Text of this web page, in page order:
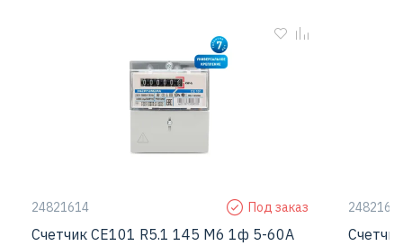
24821614 Под заказ
Счетчик CE101 R5.1 145 М6 1ф 5-60А